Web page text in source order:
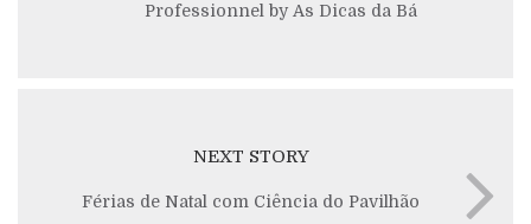
Professionnel by As Dicas da Bá
NEXT STORY
Férias de Natal com Ciência do Pavilhão